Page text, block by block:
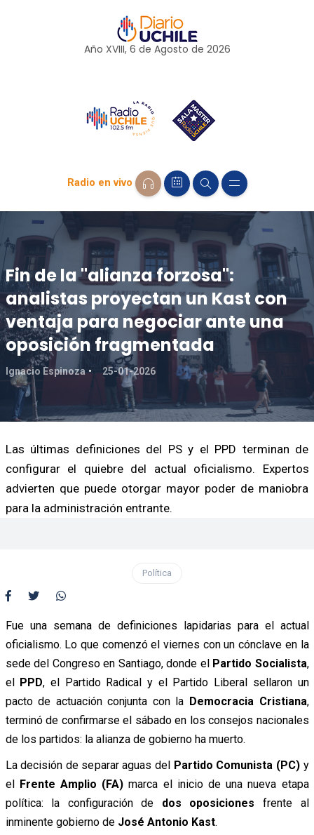
Año XVIII, 6 de Agosto de 2026
Radio en vivo
Fin de la "alianza forzosa":
analistas proyectan un Kast con
ventaja para negociar ante una
oposición fragmentada
Ignacio Espinoza 25-01-2026
Las últimas definiciones del PS y el PPD terminan de
configurar el quiebre del actual oficialismo. Expertos
advierten que puede otorgar mayor poder de maniobra
para la administración entrante.
Política
Fue una semana de definiciones lapidarias para el actual
oficialismo. Lo que comenzó el viernes con un cónclave en la
sede del Congreso en Santiago, donde el Partido Socialista,
el PPD, el Partido Radical y el Partido Liberal sellaron un
pacto de actuación conjunta con la Democracia Cristiana,
terminó de confirmarse el sábado en los consejos nacionales
de los partidos: la alianza de gobierno ha muerto.
La decisión de separar aguas del Partido Comunista (PC)y
el Frente Amplio (FA) marca el inicio de una nueva etapa
política: la configuración de dos oposiciones frente al
inminente gobierno de José Antonio Kast.